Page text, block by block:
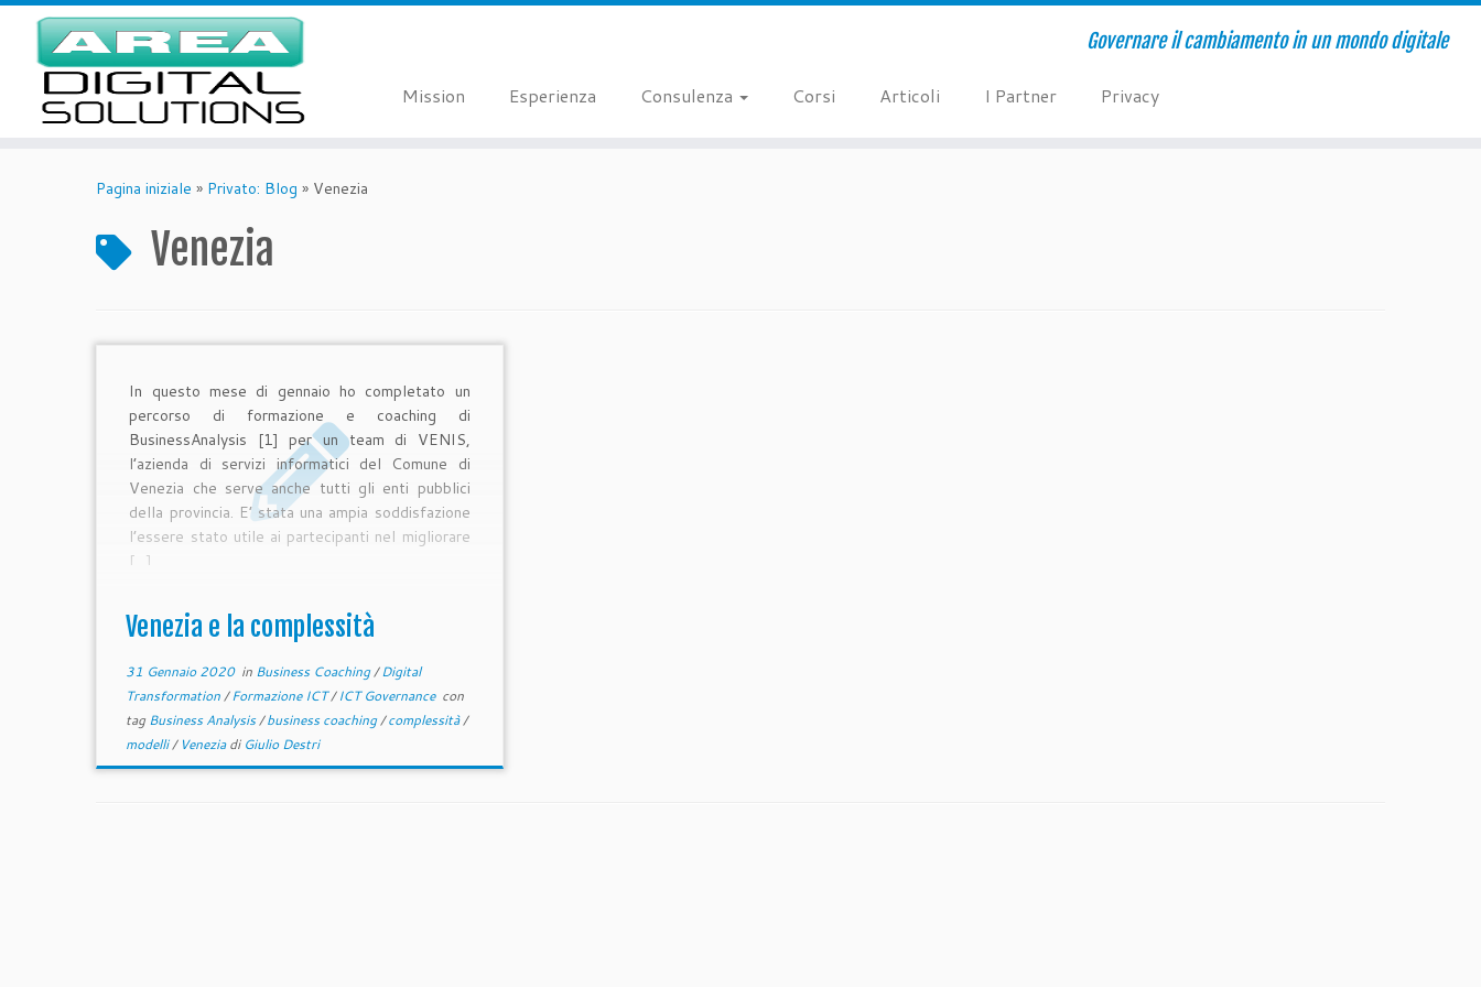
Governare il cambiamento in un mondo digitale
Mission Esperienza Consulenza Corsi Articoli I Partner Privacy
Pagina iniziale » Privato: Blog » Venezia
Venezia
In questo mese di gennaio ho completato un
percorso di formazione e coaching di
BusinessAnalysis [1] per un team di VENIS,
l’azienda di servizi informatici del Comune di
Venezia che serve anche tutti gli enti pubblici
della provincia. E’ stata una ampia soddisfazione
l’essere stato utile ai partecipanti nel migliorare
[…]
Venezia e la complessità
31 Gennaio 2020in Business Coaching/Digital
Transformation/Formazione ICT/ICT Governance con
tagBusiness Analysis/business coaching/complessità/
modelli/ Veneziadi Giulio Destri